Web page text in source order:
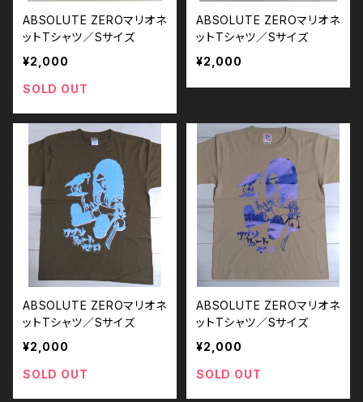
ABSOLUTE ZEROマリオネ
ットTシャツ／Sサイズ
¥2,000
SOLD OUT
ABSOLUTE ZEROマリオネ
ットTシャツ／Sサイズ
¥2,000
ABSOLUTE ZEROマリオネ
ットTシャツ／Sサイズ
¥2,000
SOLD OUT
ABSOLUTE ZEROマリオネ
ットTシャツ／Sサイズ
¥2,000
SOLD OUT